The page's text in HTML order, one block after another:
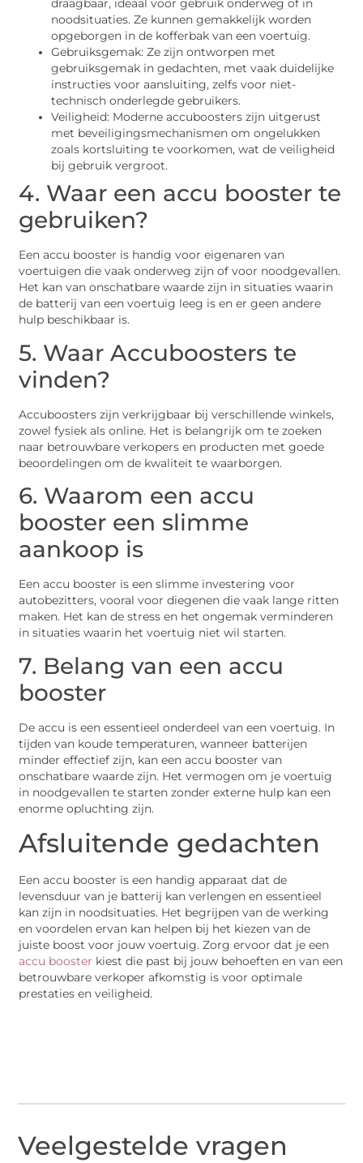
draagbaar, ideaal voor gebruik onderweg of in
noodsituaties. Ze kunnen gemakkelijk worden
opgeborgen in de kofferbak van een voertuig.
Gebruiksgemak: Ze zijn ontworpen met
gebruiksgemak in gedachten, met vaak duidelijke
instructies voor aansluiting, zelfs voor niet-
technisch onderlegde gebruikers.
Veiligheid: Moderne accuboosters zijn uitgerust
met beveiligingsmechanismen om ongelukken
zoals kortsluiting te voorkomen, wat de veiligheid
bij gebruik vergroot.
4. Waar een accu booster te
gebruiken?
Een accu booster is handig voor eigenaren van
voertuigen die vaak onderweg zijn of voor noodgevallen.
Het kan van onschatbare waarde zijn in situaties waarin
de batterij van een voertuig leeg is en er geen andere
hulp beschikbaar is.
5. Waar Accuboosters te
vinden?
Accuboosters zijn verkrijgbaar bij verschillende winkels,
zowel fysiek als online. Het is belangrijk om te zoeken
naar betrouwbare verkopers en producten met goede
beoordelingen om de kwaliteit te waarborgen.
6. Waarom een accu
booster een slimme
aankoop is
Een accu booster is een slimme investering voor
autobezitters, vooral voor diegenen die vaak lange ritten
maken. Het kan de stress en het ongemak verminderen
in situaties waarin het voertuig niet wil starten.
7. Belang van een accu
booster
De accu is een essentieel onderdeel van een voertuig. In
tijden van koude temperaturen, wanneer batterijen
minder effectief zijn, kan een accu booster van
onschatbare waarde zijn. Het vermogen om je voertuig
in noodgevallen te starten zonder externe hulp kan een
enorme opluchting zijn.
Afsluitende gedachten
Een accu booster is een handig apparaat dat de
levensduur van je batterij kan verlengen en essentieel
kan zijn in noodsituaties. Het begrijpen van de werking
en voordelen ervan kan helpen bij het kiezen van de
juiste boost voor jouw voertuig. Zorg ervoor dat je een
accu booster kiest die past bij jouw behoeften en van een
betrouwbare verkoper afkomstig is voor optimale
prestaties en veiligheid.
Veelgestelde vragen